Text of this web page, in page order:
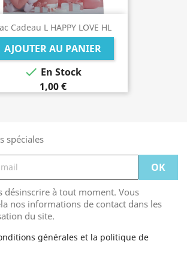
Cadeau L HAPPY LOVE HL
AJOUTER AU PANIER
 En Stock
1,00 €
spéciales
désinscrire à tout moment. Vous
nos informations de contact dans les
du site.
générales et la politique de